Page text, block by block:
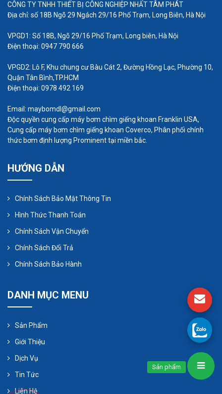
Máy bơm trong dòng
Máy bơm cột đứng
Máy bơm giếng sâu
Một số loại máy bơm liên quan khác là tuabin
máy bơm công nghiệp và máy bơm công
nghiệp.
Ưu nhược điểm của bơm ly tâm
trục đứng
Máy bơm trục đứng Walker là một loại máy móc
CÔNG TY TNHH THIẾT BỊ CÔNG NGHIỆP NHẤT TÂM PHÁT
Địa chỉ: số 18B Ngõ 29 Ngách 29/16 Phố Trạm, Long Biên, Hà Nội
VPGD1: Số 18B, Ngõ 29/16 Phố Trạm, Long biên, Hà Nội
Điện thoại: 0947 790 666
VPGD2: Lô F, Khu chung cư Bàu Cát 2, Đường Hồng Lạc, Phường 10,
Quận Tân Bình,TP.HCM
Điện thoại: 0978 492 169
Email: maybomdl@gmail.com
Độc quyền cung cấp máy bơm chìm giếng khoan Franklin USA,
Cung cấp máy bơm chìm giếng khoan Coverco, Phân phối chính
thức bơm định lượng Prominent tại miền bắc.
HƯỚNG DẪN
Chính Sách Bảo Mật Thông Tin
Hình Thức Thanh Toán
Chính Sách Vận Chuyển
Chính Sách Đổi Trả
Chính Sách Bảo Hành
DANH MỤC MENU
Sản Phẩm
Giới Thiệu
Dịch Vụ
Tin Tức
Liên Hệ
Sản phẩm